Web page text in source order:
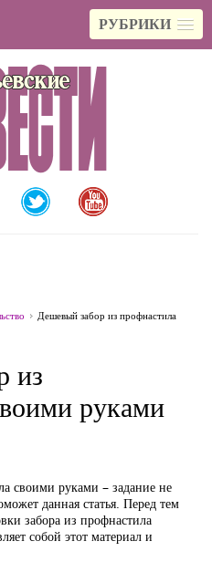
РУБРИКИ
Дешевый забор из профнастила
из
руками
своими руками – задание не
данная статья. Перед тем
забора из профнастила
собой этот материал и